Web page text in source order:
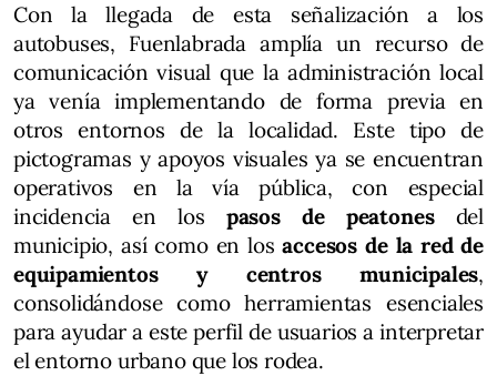
Con la llegada de esta señalización a los
autobuses, Fuenlabrada amplía un recurso de
comunicación visual que la administración local
ya venía implementando de forma previa en
otros entornos de la localidad. Este tipo de
pictogramas y apoyos visuales ya se encuentran
operativos en la vía pública, con especial
incidencia en los pasos de peatonesdel
municipio, así como en losaccesos de la red de
equipamientos y centros municipales,
consolidándose como herramientas esenciales
para ayudar a este perfil de usuarios a interpretar
el entorno urbano que los rodea.